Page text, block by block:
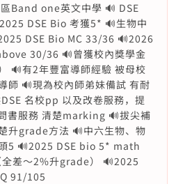
Band one英文中學 🔊 DSE
DSE Bio 考獲5* 🔊生物中
DSE Bio MC 33/36 🔊2026
30/36 🔊曾獲校內獎學金
🔊有2年豐富導師經驗 被母校
師 🔊現為校內師弟妹備試 有耐
名校pp 以及改卷服務，提
書服務 清楚marking 🔊拔尖補
升grade方法 🔊中六生物、物
5 🔊2025 DSE bio 5* math
差～2%升grade） 🔊2025
91/105